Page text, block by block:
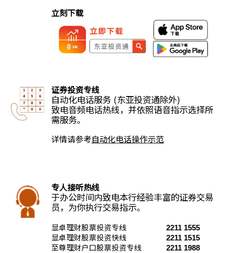
立刻下载
证券投资专线
自动化电话服务 (东亚投资通除外)
致电音频电话热线，并依照语音指示选择所
需服务。
详情请参考 自动化电话操作示范
专人接听热线
于办公时间内致电本行经验丰富的证券交易
员，为你执行交易指示。
显卓理财股票投资专线 2211 1555
显卓理财股票投资快线 2211 1515
至尊理财户口股票投资专线 2211 1988